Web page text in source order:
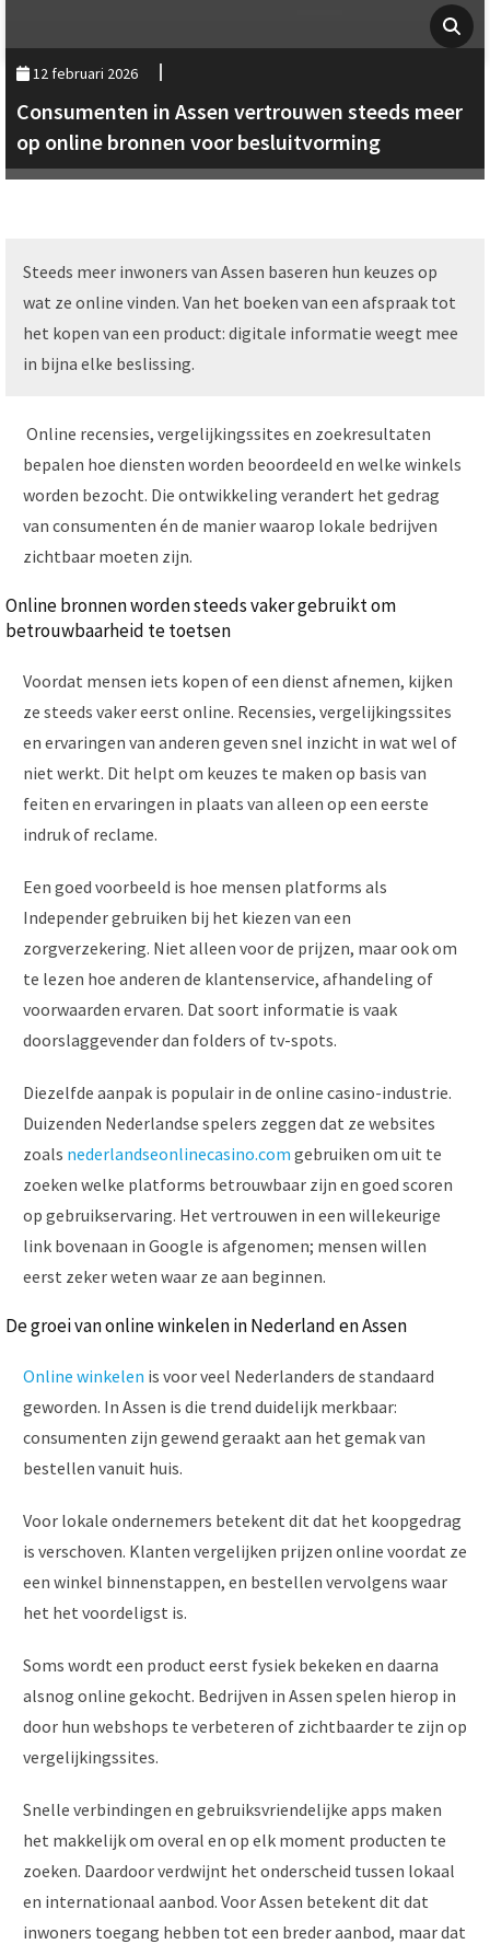
12 februari 2026
Consumenten in Assen vertrouwen steeds meer
op online bronnen voor besluitvorming
Steeds meer inwoners van Assen baseren hun keuzes op
wat ze online vinden. Van het boeken van een afspraak tot
het kopen van een product: digitale informatie weegt mee
in bijna elke beslissing.
Online recensies, vergelijkingssites en zoekresultaten
bepalen hoe diensten worden beoordeeld en welke winkels
worden bezocht. Die ontwikkeling verandert het gedrag
van consumenten én de manier waarop lokale bedrijven
zichtbaar moeten zijn.
Online bronnen worden steeds vaker gebruikt om
betrouwbaarheid te toetsen
Voordat mensen iets kopen of een dienst afnemen, kijken
ze steeds vaker eerst online. Recensies, vergelijkingssites
en ervaringen van anderen geven snel inzicht in wat wel of
niet werkt. Dit helpt om keuzes te maken op basis van
feiten en ervaringen in plaats van alleen op een eerste
indruk of reclame.
Een goed voorbeeld is hoe mensen platforms als
Independer gebruiken bij het kiezen van een
zorgverzekering. Niet alleen voor de prijzen, maar ook om
te lezen hoe anderen de klantenservice, afhandeling of
voorwaarden ervaren. Dat soort informatie is vaak
doorslaggevender dan folders of tv-spots.
Diezelfde aanpak is populair in de online casino-industrie.
Duizenden Nederlandse spelers zeggen dat ze websites
zoals nederlandseonlinecasino.com gebruiken om uit te
zoeken welke platforms betrouwbaar zijn en goed scoren
op gebruikservaring. Het vertrouwen in een willekeurige
link bovenaan in Google is afgenomen; mensen willen
eerst zeker weten waar ze aan beginnen.
De groei van online winkelen in Nederland en Assen
Online winkelen is voor veel Nederlanders de standaard
geworden. In Assen is die trend duidelijk merkbaar:
consumenten zijn gewend geraakt aan het gemak van
bestellen vanuit huis.
Voor lokale ondernemers betekent dit dat het koopgedrag
is verschoven. Klanten vergelijken prijzen online voordat ze
een winkel binnenstappen, en bestellen vervolgens waar
het het voordeligst is.
Soms wordt een product eerst fysiek bekeken en daarna
alsnog online gekocht. Bedrijven in Assen spelen hierop in
door hun webshops te verbeteren of zichtbaarder te zijn op
vergelijkingssites.
Snelle verbindingen en gebruiksvriendelijke apps maken
het makkelijk om overal en op elk moment producten te
zoeken. Daardoor verdwijnt het onderscheid tussen lokaal
en internationaal aanbod. Voor Assen betekent dit dat
inwoners toegang hebben tot een breder aanbod, maar dat